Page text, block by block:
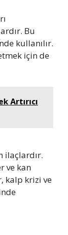
Bu
kullanılır.
için de
Artırıcı
ilaçlardır.
ve kan
kalp krizi ve